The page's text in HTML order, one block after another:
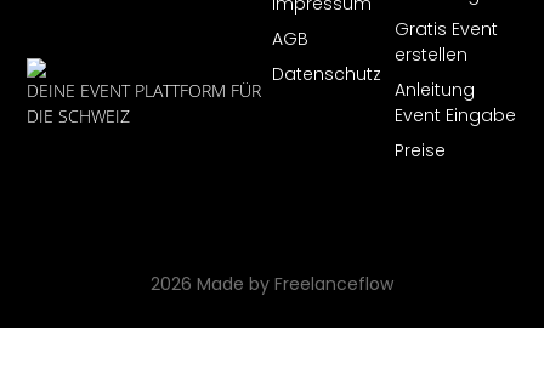
DEINE EVENT PLATTFORM FÜR
DIE SCHWEIZ
Gratis Event
erstellen
Anleitung
Event Eingabe
Preise
AGB
Datenschutz
2026 Made by Freelanceflow